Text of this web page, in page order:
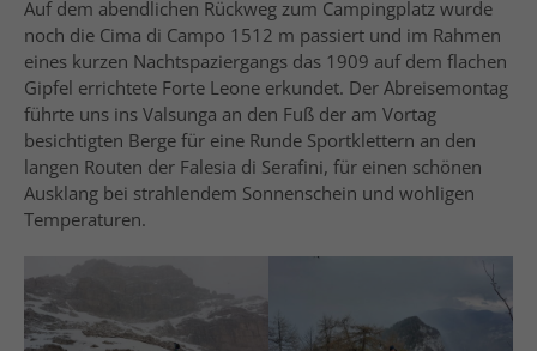
Auf dem abendlichen Rückweg zum Campingplatz wurde
noch die Cima di Campo 1512 m passiert und im Rahmen
eines kurzen Nachtspaziergangs das 1909 auf dem flachen
Gipfel errichtete Forte Leone erkundet. Der Abreisemontag
führte uns ins Valsunga an den Fuß der am Vortag
besichtigten Berge für eine Runde Sportklettern an den
langen Routen der Falesia di Serafini, für einen schönen
Ausklang bei strahlendem Sonnenschein und wohligen
Temperaturen.